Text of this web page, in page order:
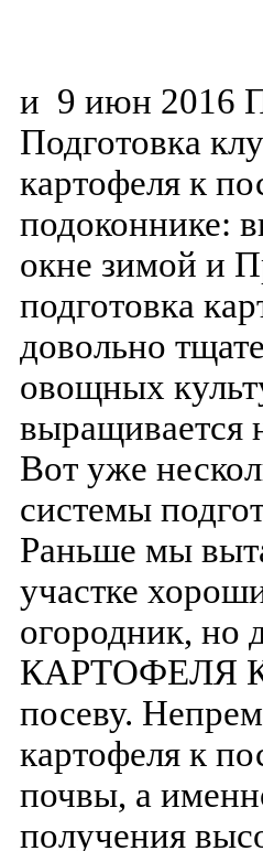
и 9 июн 2016
Подготовка
картофеля к
подоконнике:
окне зимой и
подготовка
довольно
овощных
выращивается
Вот уже
системы
Раньше мы
участке
огородник,
КАРТОФЕЛЯ К
посеву.
картофеля к
почвы, а
получения